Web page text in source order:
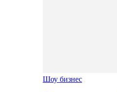
Шоу бизнес